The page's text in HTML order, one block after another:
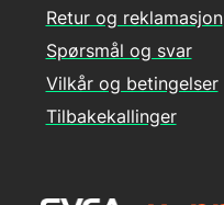
Retur og reklamasjon
Spørsmål og svar
Vilkår og betingelser
Tilbakekallinger